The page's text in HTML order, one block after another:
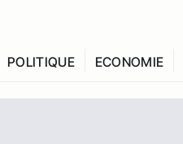
POLITIQUE ECONOMIE